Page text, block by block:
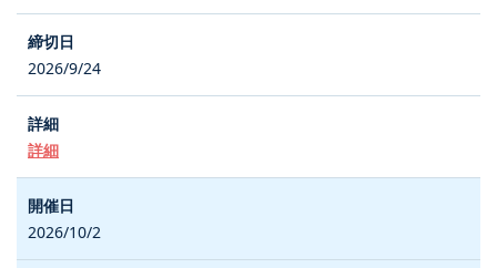
2026/9/24
詳細
2026/10/2